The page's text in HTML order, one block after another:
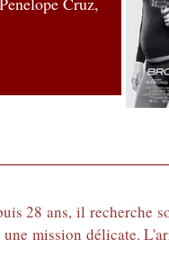
28 ans, il recherche
mission délicate.